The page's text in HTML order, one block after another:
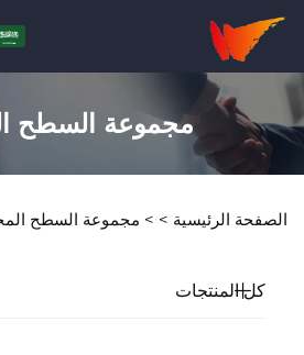
مجموعة السطح
الصفحة الرئيسية > > مجموعة السطح
كل المنتجات